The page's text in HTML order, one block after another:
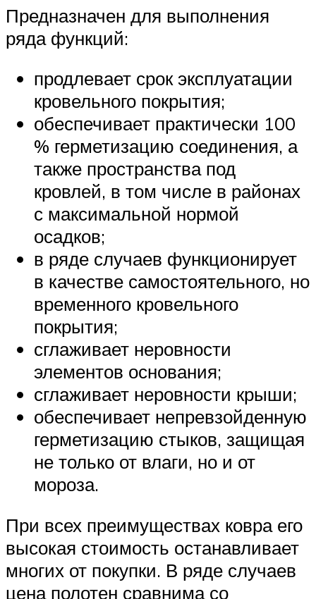
Предназначен для выполнения
ряда функций:
продлевает срок эксплуатации
кровельного покрытия;
обеспечивает практически 100
% герметизацию соединения, а
также пространства под
кровлей, в том числе в районах
с максимальной нормой
осадков;
в ряде случаев функционирует
в качестве самостоятельного, но
временного кровельного
покрытия;
сглаживает неровности
элементов основания;
сглаживает неровности крыши;
обеспечивает непревзойденную
герметизацию стыков, защищая
не только от влаги, но и от
мороза.
При всех преимуществах ковра его
высокая стоимость останавливает
многих от покупки. В ряде случаев
цена полотен сравнима со